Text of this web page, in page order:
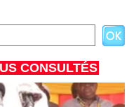
CONSULTÉS